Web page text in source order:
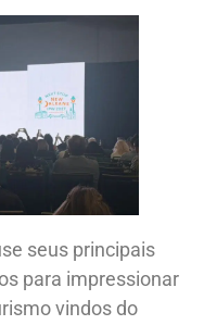
seus principais
para impressionar
vindos do